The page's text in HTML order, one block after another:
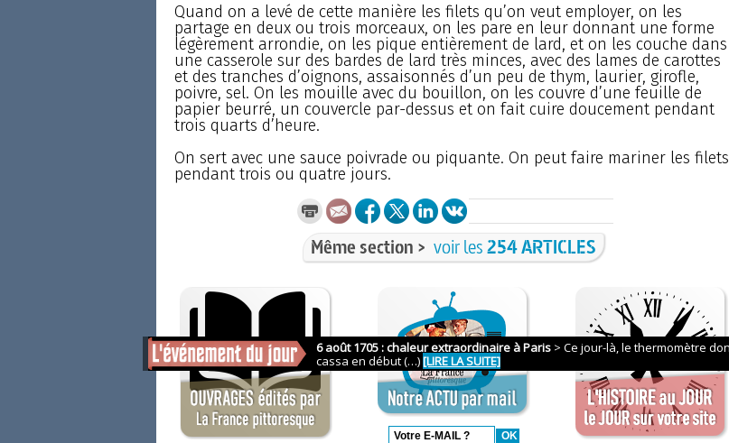
Quand on a levé de cette manière les filets qu’on veut employer, on les
partage en deux ou trois morceaux, on les pare en leur donnant une forme
légèrement arrondie, on les pique entièrement de lard, et on les couche dans
une casserole sur des bardes de lard très minces, avec des lames de carottes
et des tranches d’oignons, assaisonnés d’un peu de thym, laurier, girofle,
poivre, sel. On les mouille avec du bouillon, on les couvre d’une feuille de
papier beurré, un couvercle par-dessus et on fait cuire doucement pendant
trois quarts d’heure.
On sert avec une sauce poivrade ou piquante. On peut faire mariner les filets
pendant trois ou quatre jours.
Même section > voir les254 ARTICLES